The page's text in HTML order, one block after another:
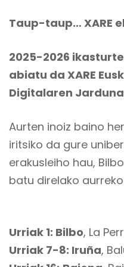
Taup-taup… XARE
2025-2026
abiatu da XARE
Digitalaren
Aurten inoiz baino
iritsiko da gure
erakusleiho hau,
batu direlako
Urriak 1: Bilbo, La
Urriak 7-8: Iruña,